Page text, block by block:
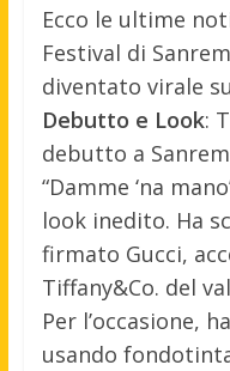
Ecco le ultime
Festival di
diventato virale
Debutto e Look:
debutto a
“Damme ‘na
look inedito. Ha
firmato Gucci,
Tiffany&Co. del
Per l’occasione,
usando